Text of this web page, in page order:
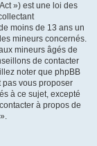
») est une loi des
moins de 13 ans un
mineurs concernés.
mineurs âgés de
de contacter
noter que phpBB
pas vous proposer
à ce sujet, excepté
à propos de